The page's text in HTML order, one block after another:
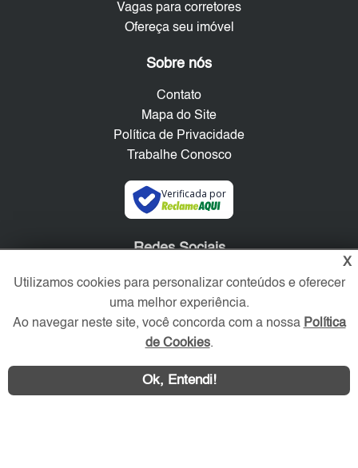
Vagas para corretores
Ofereça seu imóvel
Sobre nós
Contato
Mapa do Site
Política de Privacidade
Trabalhe Conosco
Verificada por
Redes Sociais
X
Utilizamos cookies para personalizar conteúdos e oferecer
uma melhor experiência.
Ao navegar neste site, você concorda com a nossa Política
de Cookies.
Ok, Entendi!